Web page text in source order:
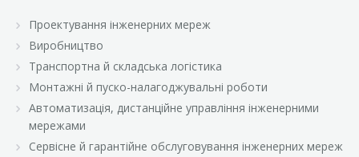
Проектування інженерних мереж
Виробництво
Транспортна й складська логістика
Монтажні й пуско-налагоджувальні роботи
Автоматизація, дистанційне управління інженерними
мережами
Сервісне й гарантійне обслуговування інженерних мереж